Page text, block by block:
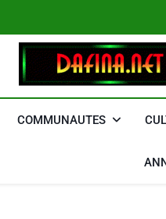
COMMUNAUTES